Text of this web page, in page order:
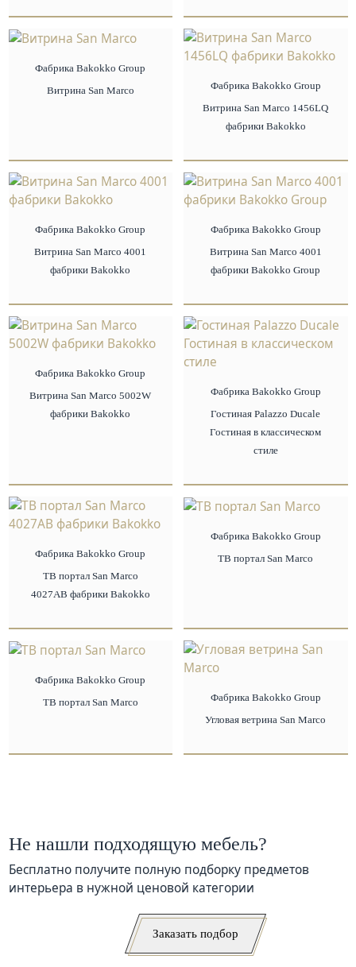
Фабрика Bakokko Group
Витрина San Marco
Фабрика Bakokko Group
Витрина San Marco 1456LQ
фабрики Bakokko
Фабрика Bakokko Group
Витрина San Marco 4001
фабрики Bakokko
Фабрика Bakokko Group
Витрина San Marco 4001
фабрики Bakokko Group
Фабрика Bakokko Group
Витрина San Marco 5002W
фабрики Bakokko
Фабрика Bakokko Group
Гостиная Palazzo Ducale
Гостиная в классическом
стиле
Фабрика Bakokko Group
ТВ портал San Marco
4027AB фабрики Bakokko
Фабрика Bakokko Group
ТВ портал San Marco
Фабрика Bakokko Group
ТВ портал San Marco
Фабрика Bakokko Group
Угловая ветрина San Marco
Не нашли подходящую мебель?
Бесплатно получите полную подборку предметов
интерьера в нужной ценовой категории
Заказать подбор